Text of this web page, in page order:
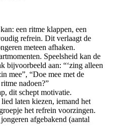
een ritme klappen, een
refrein. Dit verlaagt de
meteen afhaken.
Speelsheid kan de
bijvoorbeeld aan: “‘zing alleen
mee”, “Doe mee met de
nadoen?”
dit schept motivatie.
laten kiezen, iemand het
het refrein voorzingen.
afgebakend (aantal